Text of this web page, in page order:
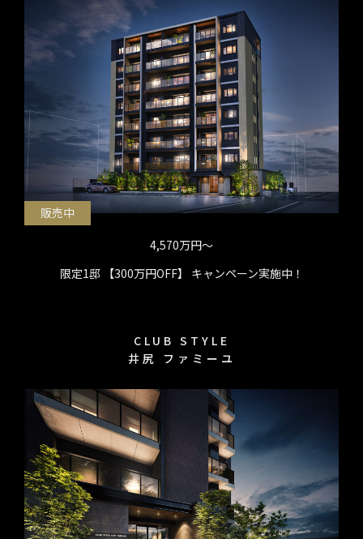
販売中
4,570万円〜
限定1邸 【300万円OFF】 キャンペーン実施中！
CLUB STYLE
井尻 ファミーユ